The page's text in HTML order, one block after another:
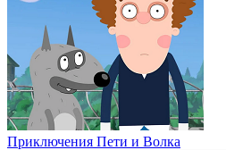
Приключения Пети и Волка